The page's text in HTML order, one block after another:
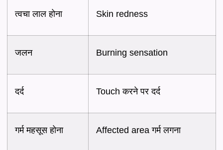
त्वचा लाल होना Skin redness
जलन Burning sensation
दर्द Touch करने पर दर्द
गर्म महसूस होना Affected area गर्म लगना